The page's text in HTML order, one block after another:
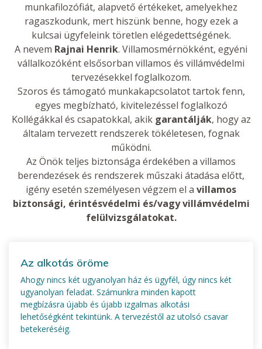
munkafilozófiát, alapvető értékeket, amelyekhez
ragaszkodunk, mert hiszünk benne, hogy ezek a
kulcsai ügyfeleink töretlen elégedettségének.
A nevem Rajnai Henrik. Villamosmérnökként, egyéni
vállalkozóként elsősorban villamos és villámvédelmi
tervezésekkel foglalkozom.
Szoros és támogató munkakapcsolatot tartok fenn,
egyes megbízható, kivitelezéssel foglalkozó
Kollégákkal és csapatokkal, akik garantálják, hogy az
általam tervezett rendszerek tökéletesen, fognak
működni.
Az Önök teljes biztonsága érdekében a villamos
berendezések és rendszerek műszaki átadása előtt,
igény esetén személyesen végzem el a villamos
biztonsági, érintésvédelmi és/vagy villámvédelmi
felülvizsgálatokat.
Az alkotás öröme
Ahogy nincs két ugyanolyan ház és ügyfél, úgy nincs két
ugyanolyan feladat. Számunkra minden kapott
megbízásra újabb és újabb izgalmas alkotási
lehetőségként tekintünk. A tervezéstől az utolsó csavar
betekeréséig.